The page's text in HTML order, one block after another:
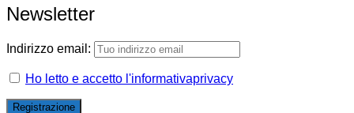
Newsletter
Indirizzo email:
Ho letto e accetto l'informativaprivacy